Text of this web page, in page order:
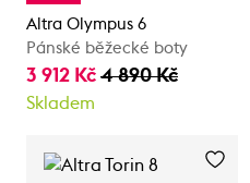
Altra Olympus 6
Pánské běžecké boty
3 912 Kč 4 890 Kč
Skladem